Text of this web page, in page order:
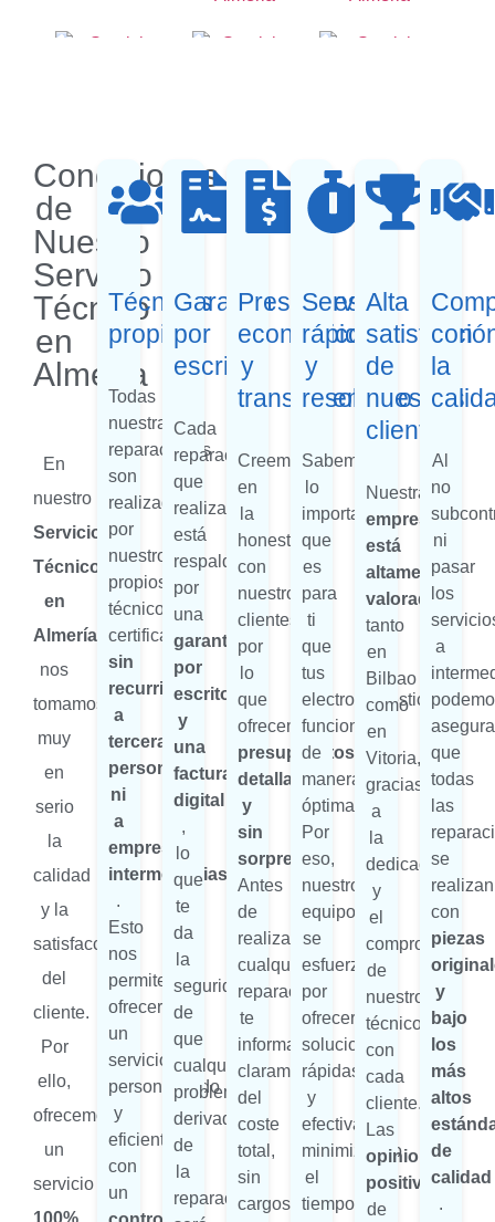
Condiciones
de
Nuestro
Servicio
Técnico
en
Almería
En
nuestro
Servicio
Técnico
en
Almería
nos
tomamos
muy
en
serio
la
calidad
y la
satisfacción
del
cliente.
Por
ello,
ofrecemos
un
servicio
Técnicos
propios
Todas
nuestras
reparaciones
son
realizadas
por
nuestros
propios
técnicos
certificados,
sin
recurrir
a
terceras
personas
ni
a
empresas
intermediarias
.
Esto
nos
permite
ofrecerte
un
servicio
personalizado
y
eficiente,
con
un
Garantía
por
escrito
Cada
reparación
que
realizamos
está
respaldada
por
una
garantía
por
escrito
y
una
factura
digital
,
lo
que
te
da
la
seguridad
de
que
cualquier
problema
derivado
de
la
reparación
Presupuestos
económicos
y
transparentes
Creemos
en
la
honestidad
con
nuestros
clientes,
por
lo
que
ofrecemos
presupuestos
detallados
y
sin
sorpresas
Antes
de
realizar
cualquier
reparación,
te
informamos
claramente
del
coste
total,
sin
cargos
Servicio
rápido
y
resolutivo
Sabemos
lo
importante
que
es
para
ti
que
tus
electrodomésticos
funcionen
de
manera
óptima.
Por
eso,
nuestro
equipo
se
esfuerza
por
ofrecerte
soluciones
rápidas
y
efectivas,
minimizando
el
tiempo
Alta
de
nuestros
clientes
Nuestra
empresa
está
altamente
valorada
tanto
en
Bilbao
como
en
Vitoria,
gracias
a
la
dedicación
y
el
compromiso
de
nuestros
técnicos
con
cada
cliente.
Las
opiniones
positivas
de
con
la
Al
no
ni
pasar
los
a
que
todas
las
se
realizan
con
piezas
y
bajo
los
más
altos
de
calidad
.